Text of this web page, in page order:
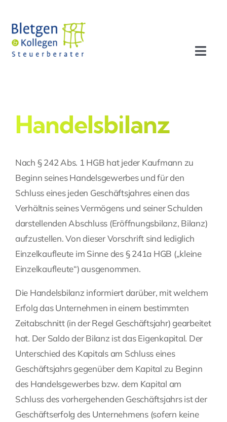
Inhalt
springen
Profil
Team
Stellenangebote
Handelsbilanz
Nach § 242 Abs. 1 HGB hat jeder Kaufmann zu
Beginn seines Handelsgewerbes und für den
Schluss eines jeden Geschäftsjahres einen das
Verhältnis seines Vermögens und seiner Schulden
darstellenden Abschluss (Eröffnungsbilanz, Bilanz)
aufzustellen. Von dieser Vorschrift sind lediglich
Einzelkaufleute im Sinne des § 241a HGB („kleine
Einzelkaufleute“) ausgenommen.
Die Handelsbilanz informiert darüber, mit welchem
Erfolg das Unternehmen in einem bestimmten
Zeitabschnitt (in der Regel Geschäftsjahr) gearbeitet
hat. Der Saldo der Bilanz ist das Eigenkapital. Der
Unterschied des Kapitals am Schluss eines
Geschäftsjahrs gegenüber dem Kapital zu Beginn
des Handelsgewerbes bzw. dem Kapital am
Schluss des vorhergehenden Geschäftsjahrs ist der
Geschäftserfolg des Unternehmens (sofern keine